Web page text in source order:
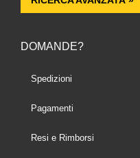
DOMANDE?
Spedizioni
Pagamenti
Resi e Rimborsi